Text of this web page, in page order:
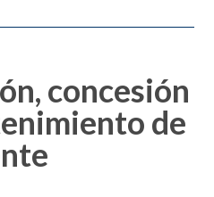
concesión
de